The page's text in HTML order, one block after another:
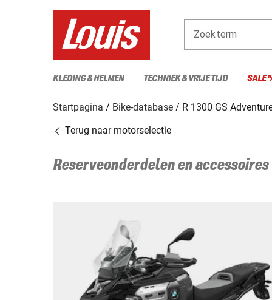
Zoekterm
KLEDING & HELMEN TECHNIEK & VRIJE TIJD SALE
Startpagina Bike-database
R 1300 GS
Terug naar motorselectie
Reserveonderdelen en